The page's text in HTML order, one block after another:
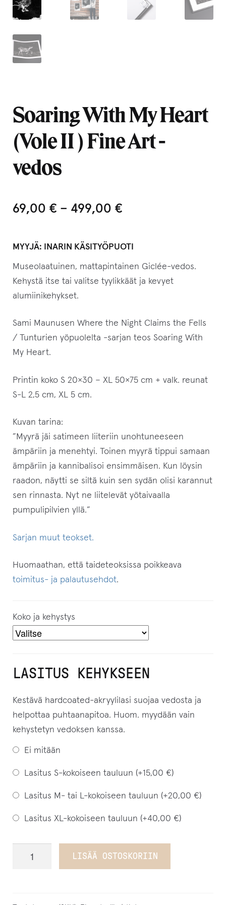
Soaring With My Heart
(Vole II ) Fine Art -
vedos
69,00 € – 499,00 €
MYYJÄ: INARIN KÄSITYÖPUOTI
Museolaatuinen, mattapintainen Giclée-vedos.
Kehystä itse tai valitse tyylikkäät ja kevyet
alumiinikehykset.
Sami Maunusen Where the Night Claims the Fells
/ Tunturien yöpuolelta -sarjan teos Soaring With
My Heart.
Printin koko S 20×30 – XL 50×75 cm + valk. reunat
S-L 2,5 cm, XL 5 cm.
Kuvan tarina:
” Myyrä jäi satimeen liiteriin unohtuneeseen
ämpäriin ja menehtyi. Toinen myyrä tippui samaan
ämpäriin ja kannibalisoi ensimmäisen. Kun löysin
raadon, näytti se siltä kuin sen sydän olisi karannut
sen rinnasta. Nyt ne liitelevät yötaivaalla
pumpulipilvien yllä.”
Sarjan muut teokset.
Huomaathan, että taideteoksissa poikkeava
toimitus- ja palautusehdot.
Koko ja kehystys
LASITUS KEHYKSEEN
Kestävä hardcoated-akryylilasi suojaa vedosta ja
helpottaa puhtaanapitoa. Huom. myydään vain
kehystetyn vedoksen kanssa.
Ei mitään
Lasitus S-kokoiseen tauluun (+15,00 €)
Lasitus M- tai L-kokoiseen tauluun (+20,00 €)
Lasitus XL-kokoiseen tauluun (+40,00 €)
LISÄÄ OSTOSKORIIN